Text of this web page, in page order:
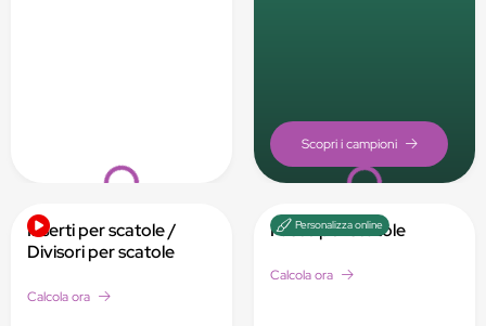
Loading... Loading...
Inserti per scatole /
Divisori per scatole
Calcola ora
Personalizza online
Fasce per scatole
Calcola ora